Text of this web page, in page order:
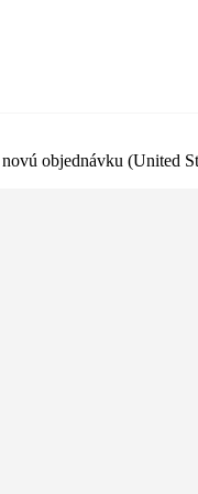
objednávku (United